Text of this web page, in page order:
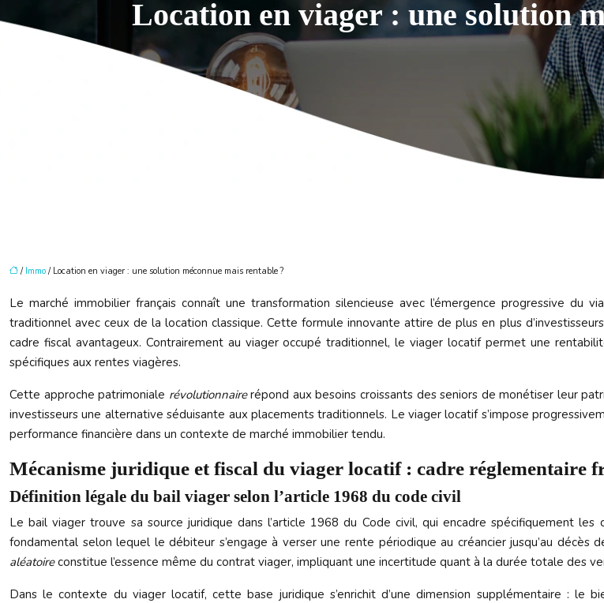
Location en viager : une solution
/ Immo / Location en viager : une solution méconnue mais rentable ?
Le marché immobilier français connaît une transformation silencieuse avec l’émergence progressive du
traditionnel avec ceux de la location classique. Cette formule innovante attire de plus en plus
cadre fiscal avantageux. Contrairement au viager occupé traditionnel, le viager locatif permet une
spécifiques aux rentes viagères.
Cette approche patrimoniale révolutionnairerépond aux besoins croissants des seniors de monétiser leur
investisseurs une alternative séduisante aux placements traditionnels. Le viager locatif s’impose
performance financière dans un contexte de marché immobilier tendu.
Mécanisme juridique et fiscal du viager locatif : cadre réglementaire
Définition légale du bail viager selon l’article 1968 du code civil
Le bail viager trouve sa source juridique dans l’article 1968 du Code civil, qui encadre spécifiquement
fondamental selon lequel le débiteur s’engage à verser une rente périodique au créancier jusqu’au
aléatoireconstitue l’essence même du contrat viager, impliquant une incertitude quant à la durée totale des
Dans le contexte du viager locatif, cette base juridique s’enrichit d’une dimension supplémentaire : le